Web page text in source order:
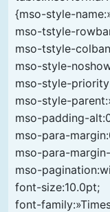
{mso-style-
mso-tstyle-
mso-tstyle-
mso-style-
mso-style-
mso-style-
mso-padding-
mso-para-
mso-para-
mso-
font-size:10.0pt;
font-